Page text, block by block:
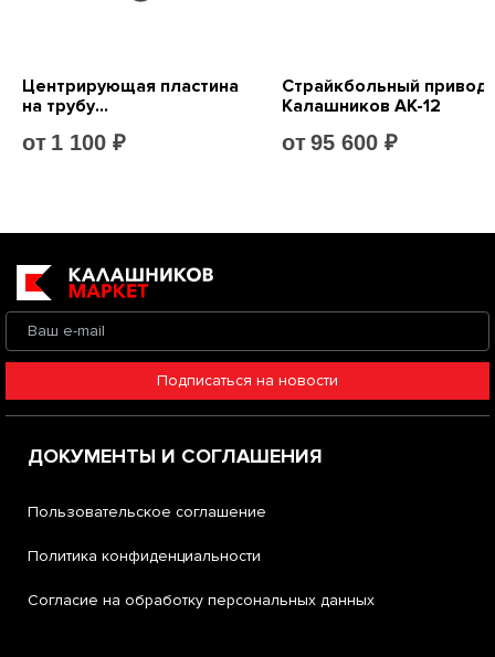
Подписаться на новости
ДОКУМЕНТЫ И СОГЛАШЕНИЯ
Пользовательское соглашение
Политика конфиденциальности
Согласие на обработку персональных данных